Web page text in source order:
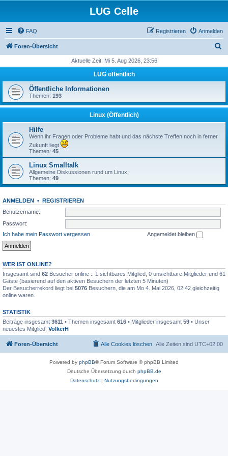
LUG Celle
FAQ Anmelden
Registrieren
Foren-Übersicht
h
Aktuelle Zeit: Mi 5. Aug 2026, 23:56
LUG öffentlich
Öffentliche Informationen
Themen: 193
Linux (Öffentlich)
Hilfe
Wenn ihr Fragen oder Probleme habt und das nächste Treffen noch in ferner
Zukunft liegt
Themen: 45
Linux Smalltalk
Allgemeine Diskussionen rund um Linux.
Themen: 49
ANMELDEN • REGISTRIEREN
Benutzername:
Passwort:
Ich habe mein Passwort vergessen
Angemeldet bleiben
WER IST ONLINE?
Insgesamt sind 62 Besucher online :: 1 sichtbares Mitglied, 0 unsichtbare Mitglieder und 61
Gäste (basierend auf den aktiven Besuchern der letzten 5 Minuten)
Der Besucherrekord liegt bei 5076 Besuchern, die am Mo 4. Mai 2026, 02:42 gleichzeitig
online waren.
STATISTIK
Beiträge insgesamt 3611 • Themen insgesamt 616 • Mitglieder insgesamt 59 • Unser
neuestes Mitglied: VolkerH
Foren-Übersicht Alle Zeiten sind UTC+02:00
Alle Cookies löschen
Powered by phpBB® Forum Software © phpBB Limited
Deutsche Übersetzung durch phpBB.de
Datenschutz| Nutzungsbedingungen